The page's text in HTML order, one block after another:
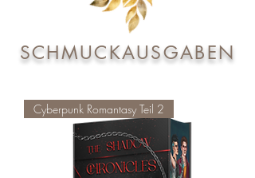
SCHMUCKAUSGABEN
Cyberpunk Romantasy Teil 2